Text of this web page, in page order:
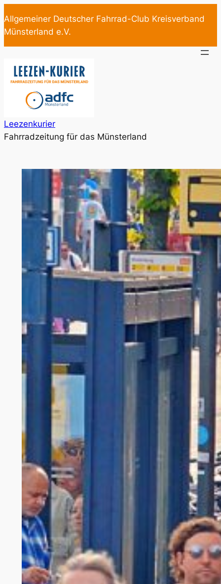
Inhalt
springen
Allgemeiner Deutscher Fahrrad-Club Kreisverband
Münsterland e.V.
Leezenkurier
Fahrradzeitung für das Münsterland